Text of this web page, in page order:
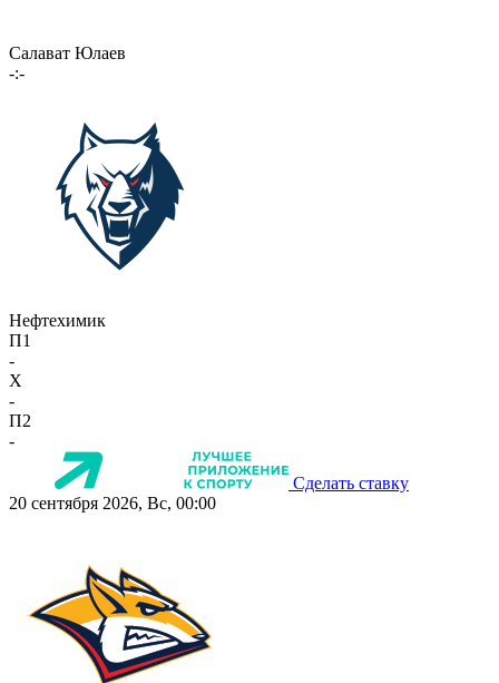
Салават Юлаев
-:-
Нефтехимик
П1
-
X
-
П2
-
Сделать ставку
20 сентября 2026, Вс, 00:00